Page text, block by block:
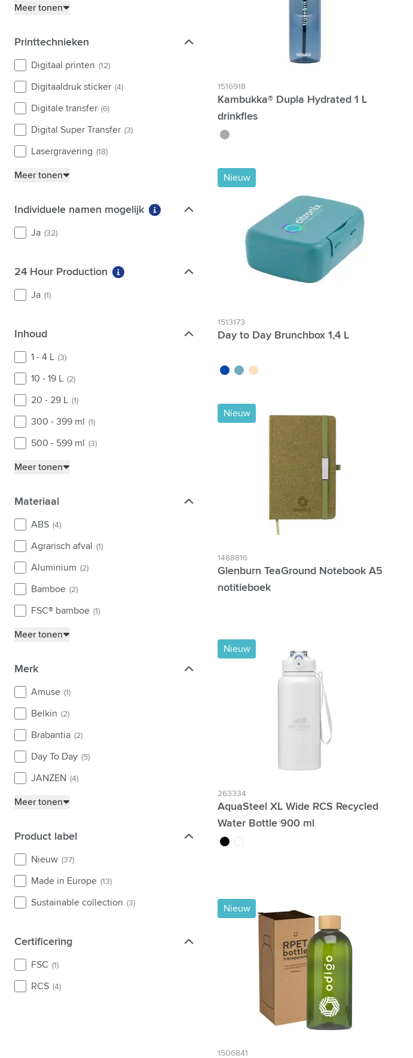
Meer tonen
Printtechnieken
Printtechnieken
Digitaal printen (12)
Digitaaldruk sticker (4)
Digitale transfer (6)
Digital Super Transfer (3)
Lasergravering (18)
Meer tonen
Individuele namen mogelijk
Individuele namen mogelijk
Meer informatie over filter Individuele namen mogelijk:
Ja (32)
24 Hour Production
24 Hour Production
Meer informatie over filter 24 Hour Production:
Ja (1)
Inhoud
Inhoud
1 - 4 L (3)
10 - 19 L (2)
20 - 29 L (1)
300 - 399 ml (1)
500 - 599 ml (3)
Meer tonen
Materiaal
Materiaal
ABS (4)
Agrarisch afval (1)
Aluminium (2)
Bamboe (2)
FSC® bamboe (1)
Meer tonen
Merk
Merk
Amuse (1)
Belkin (2)
Brabantia (2)
Day To Day (5)
JANZEN (4)
Meer tonen
Product label
Product label
Nieuw (37)
Made in Europe (13)
Sustainable collection (3)
Certificering
Certificering
FSC (1)
RCS (4)
1516918
Kambukka® Dupla Hydrated 1 L
drinkfles
gris foncé
Nieuw
1513173
Day to Day Brunchbox 1,4 L
bleu cobalt
vert beige
Nieuw
1488816
Glenburn TeaGround Notebook A5
notitieboek
Nieuw
263334
AquaSteel XL Wide RCS Recycled
Water Bottle 900 ml
noir blanc
Nieuw
1506841